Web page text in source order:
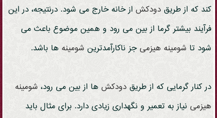
کند که از طریق دودکشاز خانه خارج می شود. درنتیجه، در این
فرآیند بیشتر گرما از بین می رود و همین موضوع باعث می
شود تا شومینه هیزمی جز ناکارآمدترین شومینه ها باشد.
در کنار گرمایی که از طریق دودکشها از بین می رود، شومینه
هیزمی نیاز به تعمیر و نگهداری زیادی دارد. برای مثال باید